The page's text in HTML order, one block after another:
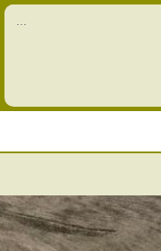
Search
for: